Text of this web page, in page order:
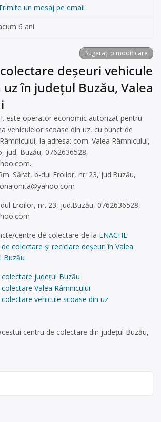
un mesaj pe email
6 ani
Sugerați o modificare
deșeuri vehicule
în județul Buzău, Valea
este operator economic autorizat pentru
vehiculelor scoase din uz, cu punct de
la adresa: com. Valea Râmnicului,
jud. Buzău, 0762636528,
.
Sărat, b-dul Eroilor, nr. 23, jud.Buzău,
Eroilor, nr. 23, jud.Buzău, 0762636528,
centre de colectare de la ENACHE
de colectare și reciclare deșeuri în Valea
Buzău
județul Buzău
Valea Râmnicului
vehicule scoase din uz
centru de colectare din județul Buzău,